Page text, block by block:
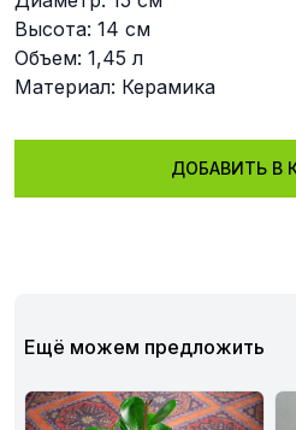
Высота: 14 см
Объем: 1,45 л
Материал: Керамика
ДОБАВИТЬ В
Ещё можем предложить